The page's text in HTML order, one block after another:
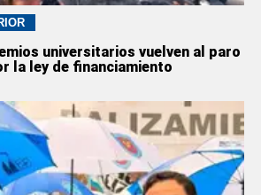
universitarios vuelven al paro
la ley de financiamiento